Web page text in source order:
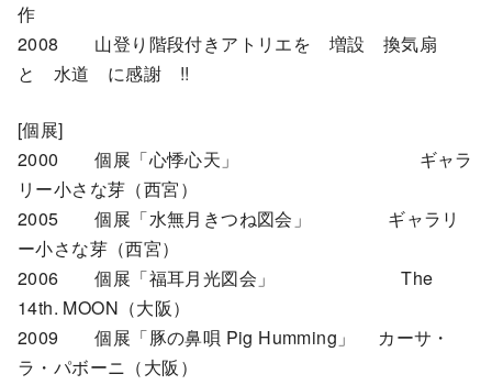
作
2008 山登り階段付きアトリエを 増設 換気扇
と 水道 に感謝 !!
[個展]
2000 個展「心悸心天」 ギャラ
リー小さな芽（西宮）
2005 個展「水無月きつね図会」 ギャラリ
ー小さな芽（西宮）
2006 個展「福耳月光図会」 The
14th. MOON（大阪）
2009 個展「豚の鼻唄 Pig Humming」 カーサ・
ラ・パボーニ（大阪）